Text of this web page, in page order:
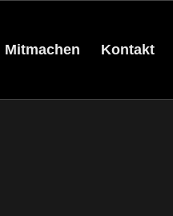
Mitmachen Kontakt